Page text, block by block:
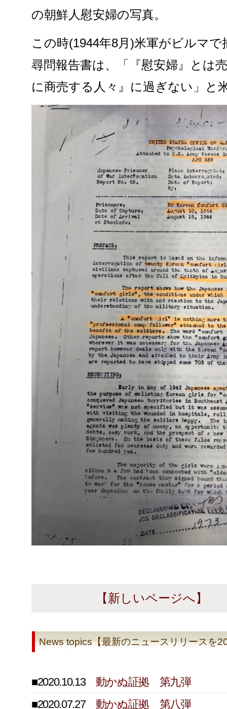
の朝鮮人慰安婦の写真。
この時(1944年8月)米軍がビルマ
尋問報告書は、「『慰安婦』とは
に商売する人々』に過ぎない」と
【新しいページへ】
News topics【最新のニュースリリースを
■2020.10.13 動かぬ証拠 第九弾
■2020.07.27 動かぬ証拠 第八弾